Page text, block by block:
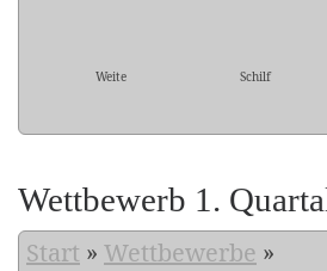
Weite Schilf
Wettbewerb 1.
Start » Wettbewerbe »